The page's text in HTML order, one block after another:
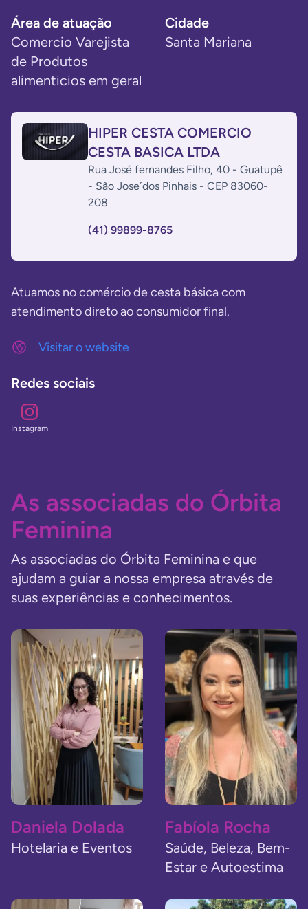
Área de atuação
Comercio Varejista
de Produtos
alimenticios em geral
Cidade
Santa Mariana
HIPER CESTA COMERCIO
CESTA BASICA LTDA
Rua José fernandes Filho, 40 - Guatupê
- São Jose´dos Pinhais - CEP 83060-
208
(41) 99899-8765
Atuamos no comércio de cesta básica com
atendimento direto ao consumidor final.
Visitar o website
Redes sociais
instagram
As associadas do Órbita
Feminina
As associadas do Órbita Feminina e que
ajudam a guiar a nossa empresa através de
suas experiências e conhecimentos.
Daniela Dolada
Hotelaria e Eventos
Fabíola Rocha
Saúde, Beleza, Bem-
Estar e Autoestima